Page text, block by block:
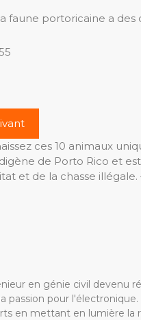
faune portoricaine a
ces 10 animaux
de Porto Rico et
et de la chasse illégale.
en génie civil devenu
passion pour
en mettant en lumière la